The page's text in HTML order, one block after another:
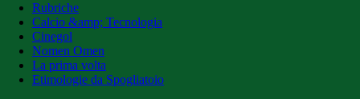
Rubriche
Calcio &amp; Tecnologia
Cinegol
Nomen Omen
La prima volta
Etimologie da Spogliatoio